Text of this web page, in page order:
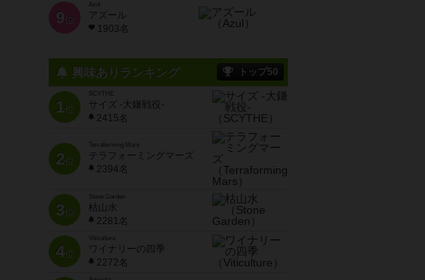
9 位
Azul
アズール
1903名
興味ありランキング トップ50
1位
SCYTHE
サイズ -大鎌戦役-
2415名
2位
Terraforming Mars
テラフォーミングマーズ
2394名
3位
Stone Garden
枯山水
2281名
4位
Viticulture
ワイナリーの四季
2272名